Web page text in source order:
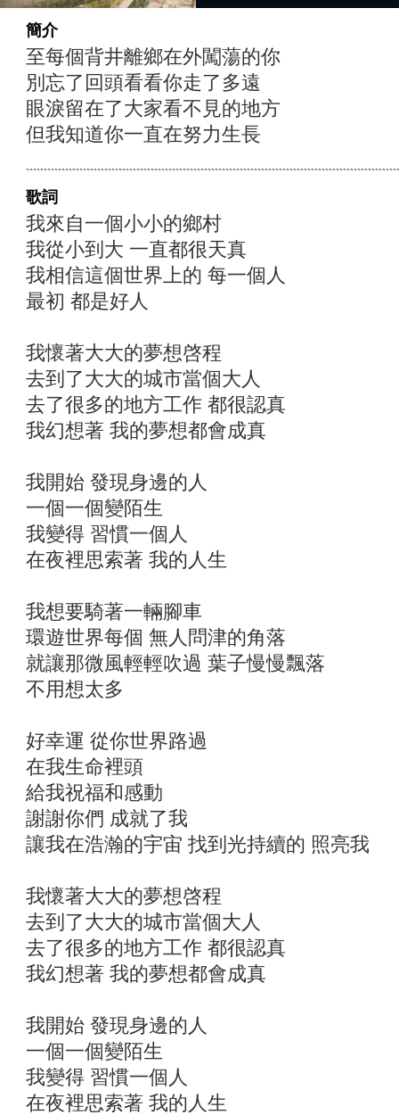
簡介
至每個背井離鄉在外闖蕩的你
別忘了回頭看看你走了多遠
眼淚留在了大家看不見的地方
但我知道你一直在努力生長
歌詞
我來自一個小小的鄉村
我從小到大 一直都很天真
我相信這個世界上的 每一個人
最初 都是好人
我懷著大大的夢想啓程
去到了大大的城市當個大人
去了很多的地方工作 都很認真
我幻想著 我的夢想都會成真
我開始 發現身邊的人
一個一個變陌生
我變得 習慣一個人
在夜裡思索著 我的人生
我想要騎著一輛腳車
環遊世界每個 無人問津的角落
就讓那微風輕輕吹過 葉子慢慢飄落
不用想太多
好幸運 從你世界路過
在我生命裡頭
給我祝福和感動
謝謝你們 成就了我
讓我在浩瀚的宇宙 找到光持續的 照亮我
我懷著大大的夢想啓程
去到了大大的城市當個大人
去了很多的地方工作 都很認真
我幻想著 我的夢想都會成真
我開始 發現身邊的人
一個一個變陌生
我變得 習慣一個人
在夜裡思索著 我的人生